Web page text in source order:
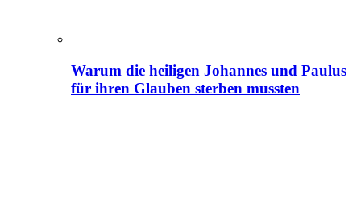
Warum die heiligen Johannes und Paulus
für ihren Glauben sterben mussten